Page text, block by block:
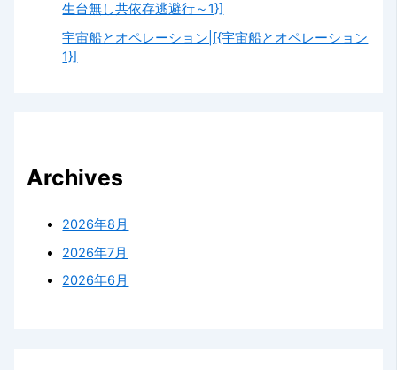
生台無し共依存逃避行～1}]
宇宙船とオペレーション|[{宇宙船とオペレーション
1}]
Archives
2026年8月
2026年7月
2026年6月